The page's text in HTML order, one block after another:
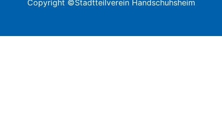
Copyright ©Stadtteilverein Handschuhsheim